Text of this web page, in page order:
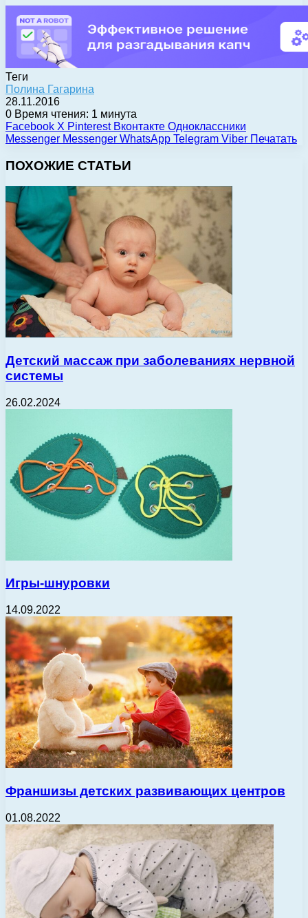
Теги
Полина Гагарина
28.11.2016
0 Время чтения: 1 минута
Facebook X Pinterest Вконтакте Одноклассники
Messenger Messenger WhatsApp Telegram Viber Печатать
ПОХОЖИЕ СТАТЬИ
Детский массаж при заболеваниях нервной
системы
26.02.2024
Игры-шнуровки
14.09.2022
Франшизы детских развивающих центров
01.08.2022